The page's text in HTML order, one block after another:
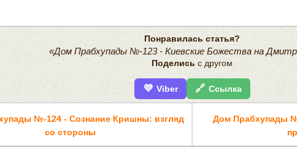
Понравилась статья?
«Дом Прабхупады №-123 - Киевские Божества на
Поделись с другом
💜 Viber 🔗 Ссылка
№-124 - Сознание Кришны: взгляд
со стороны
Дом Прабхупады